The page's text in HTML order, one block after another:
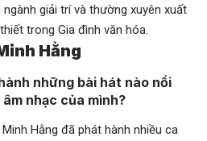
giải trí và thường xuyên xuất
trong Gia đình văn hóa.
Hằng
những bài hát nào nổi
nhạc của mình?
Hằng đã phát hành nhiều ca